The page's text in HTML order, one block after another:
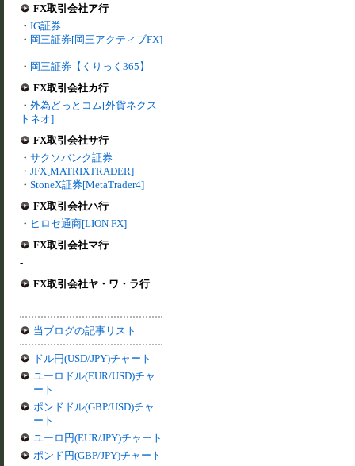
FX取引会社ア行
・ IG証券
・ 岡三証券[岡三アクティブFX]
・ 岡三証券【くりっく365】
FX取引会社カ行
・ 外為どっとコム[外貨ネクス
トネオ]
FX取引会社サ行
・ サクソバンク証券
・ JFX[MATRIXTRADER]
・ StoneX証券[MetaTrader4]
FX取引会社ハ行
・ ヒロセ通商[LION FX]
FX取引会社マ行
-
FX取引会社ヤ・ワ・ラ行
-
当ブログの記事リスト
ドル円(USD/JPY)チャート
ユーロドル(EUR/USD)チャ
ート
ポンドドル(GBP/USD)チャ
ート
ユーロ円(EUR/JPY)チャート
ポンド円(GBP/JPY)チャート